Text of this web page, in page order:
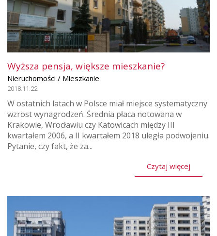
Wyższa pensja, większe mieszkanie?
Nieruchomości / Mieszkanie
2018.11.22
W ostatnich latach w Polsce miał miejsce systematyczny
wzrost wynagrodzeń. Średnia płaca notowana w
Krakowie, Wrocławiu czy Katowicach między III
kwartałem 2006, a II kwartałem 2018 uległa podwojeniu.
Pytanie, czy fakt, że za...
Czytaj więcej